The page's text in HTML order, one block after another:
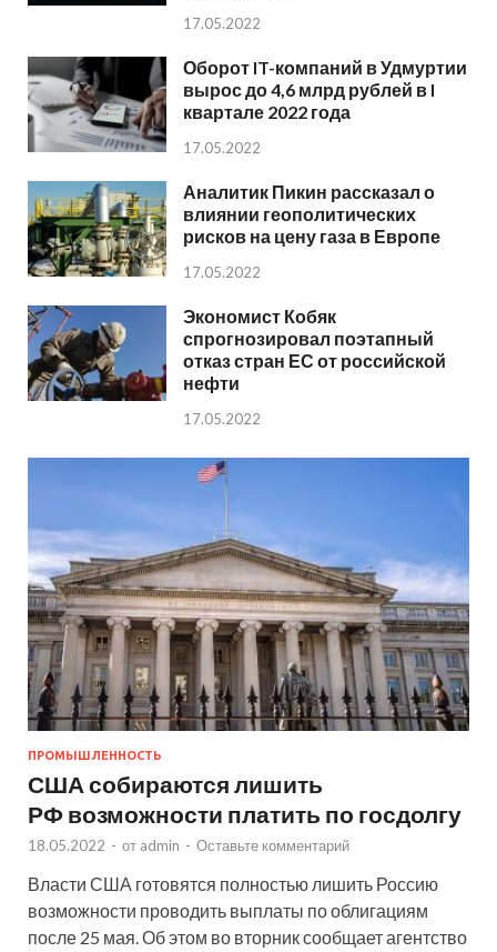
17.05.2022
Оборот IT-компаний в Удмуртии
вырос до 4,6 млрд рублей в I
квартале 2022 года
17.05.2022
Аналитик Пикин рассказал о
влиянии геополитических
рисков на цену газа в Европе
17.05.2022
Экономист Кобяк
спрогнозировал поэтапный
отказ стран ЕС от российской
нефти
17.05.2022
ПРОМЫШЛЕННОСТЬ
США собираются лишить
РФ возможности платить по госдолгу
18.05.2022 - от admin - Оставьте комментарий
Власти США готовятся полностью лишить Россию
возможности проводить выплаты по облигациям
после 25 мая. Об этом во вторник сообщает агентство